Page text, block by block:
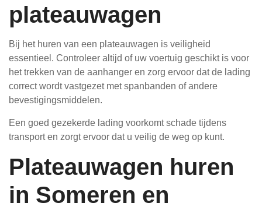
plateauwagen
Bij het huren van een plateauwagen is veiligheid
essentieel. Controleer altijd of uw voertuig geschikt is voor
het trekken van de aanhanger en zorg ervoor dat de lading
correct wordt vastgezet met spanbanden of andere
bevestigingsmiddelen.
Een goed gezekerde lading voorkomt schade tijdens
transport en zorgt ervoor dat u veilig de weg op kunt.
Plateauwagen huren
in Someren en